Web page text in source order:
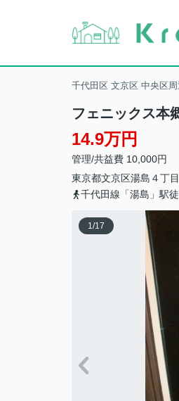
千代田区 文京区 中央区
フェニックス本
14.9万円
管理/共益費 10,000円
東京都文京区湯島 ４丁目
千代田線「湯島」駅
1/17